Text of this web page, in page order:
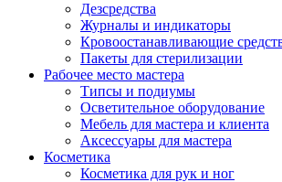
Дезсредства
Журналы и индикаторы
Кровоостанавливающие
Пакеты для стерилизации
Рабочее место мастера
Типсы и подиумы
Осветительное оборудование
Мебель для мастера и клиента
Аксессуары для мастера
Косметика
Косметика для рук и ног